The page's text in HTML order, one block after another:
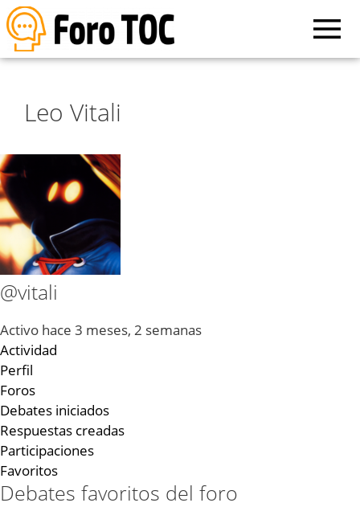
Leo Vitali
@vitali
Activo hace 3 meses, 2 semanas
Actividad
Perfil
Foros
Debates iniciados
Respuestas creadas
Participaciones
Favoritos
Debates favoritos del foro